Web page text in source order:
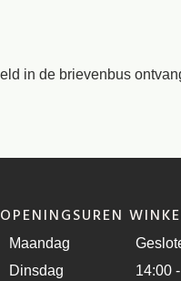
in de brievenbus
OPENINGSUREN
Maandag
Dinsdag
14:00